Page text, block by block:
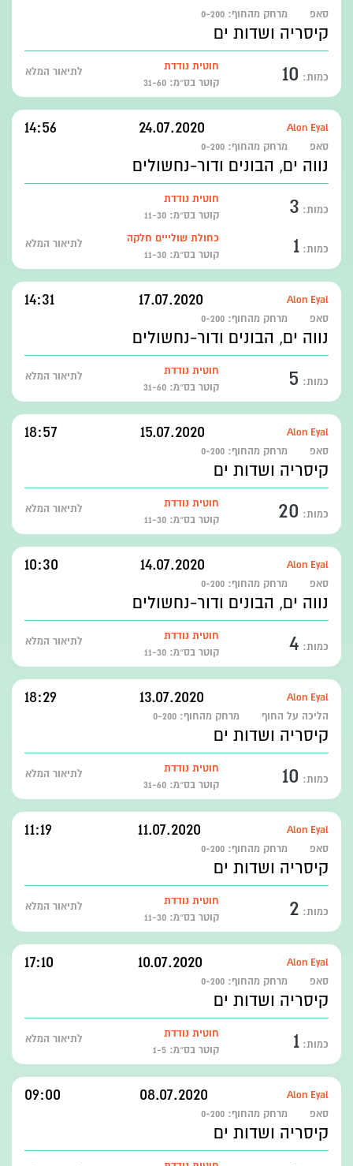
סאפ מרחק מהחוף: 0-200
קיסריה ושדות ים
כמות: 10
חוטית נודדת
קוטר בס״מ: 31-60
לתיאור המלא
Alon Eyal
24.07.2020
14:56
סאפ מרחק מהחוף: 0-200
נווה ים, הבונים ודור-נחשולים
כמות: 3
חוטית נודדת
קוטר בס״מ: 11-30
כמות: 1
כחולת שולייים חלקה
קוטר בס״מ: 11-30
לתיאור המלא
Alon Eyal
17.07.2020
14:31
סאפ מרחק מהחוף: 0-200
נווה ים, הבונים ודור-נחשולים
כמות: 5
חוטית נודדת
קוטר בס״מ: 31-60
לתיאור המלא
Alon Eyal
15.07.2020
18:57
סאפ מרחק מהחוף: 0-200
קיסריה ושדות ים
כמות: 20
חוטית נודדת
קוטר בס״מ: 11-30
לתיאור המלא
Alon Eyal
14.07.2020
10:30
סאפ מרחק מהחוף: 0-200
נווה ים, הבונים ודור-נחשולים
כמות: 4
חוטית נודדת
קוטר בס״מ: 11-30
לתיאור המלא
Alon Eyal
13.07.2020
18:29
הליכה על החוף מרחק מהחוף: 0-200
קיסריה ושדות ים
כמות: 10
חוטית נודדת
קוטר בס״מ: 31-60
לתיאור המלא
Alon Eyal
11.07.2020
11:19
סאפ מרחק מהחוף: 0-200
קיסריה ושדות ים
כמות: 2
חוטית נודדת
קוטר בס״מ: 11-30
לתיאור המלא
Alon Eyal
10.07.2020
17:10
סאפ מרחק מהחוף: 0-200
קיסריה ושדות ים
כמות: 1
חוטית נודדת
קוטר בס״מ: 1-5
לתיאור המלא
Alon Eyal
08.07.2020
09:00
סאפ מרחק מהחוף: 0-200
קיסריה ושדות ים